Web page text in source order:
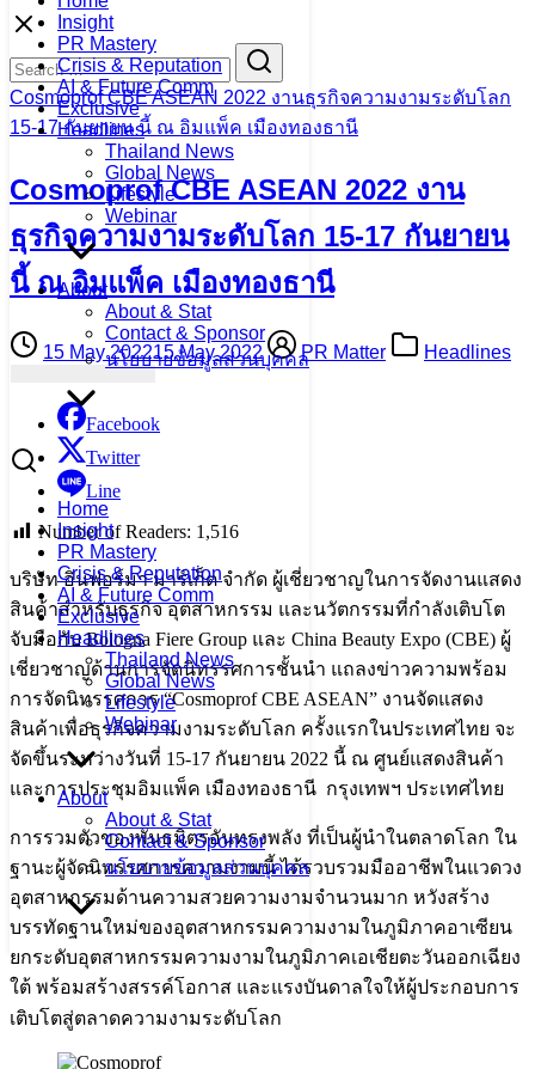
Skip
content
Insight
PR Mastery
Crisis & Reputation
AI & Future Comm
Exclusive
Headlines
Thailand News
Global News
Lifestyle
Webinar
About
About & Stat
Contact & Sponsor
นโยบายข้อมูลส่วนบุคคล
Home
Insight
PR Mastery
Crisis & Reputation
AI & Future Comm
Exclusive
Headlines
Thailand News
Global News
Lifestyle
Webinar
About
About & Stat
Contact & Sponsor
นโยบายข้อมูลส่วนบุคคล
Search
for:
Cosmoprof CBE ASEAN 2022 งานธุรกิจความงามระดับโลก
15-17 กันยายน นี้ ณ อิมแพ็ค เมืองทองธานี
Cosmoprof CBE ASEAN 2022 งาน
ธุรกิจความงามระดับโลก 15-17 กันยายน
นี้ ณ อิมแพ็ค เมืองทองธานี
15 May 202215 May 2022 PR Matter Headlines
Facebook
Twitter
Line
Number of Readers: 1,516
บริษัท อินฟอร์มา มาร์เก็ต จำกัด ผู้เชี่ยวชาญในการจัดงานแสดง
สินค้าสำหรับธุรกิจ อุตสาหกรรม และนวัตกรรมที่กำลังเติบโต
จับมือกับ Bologna Fiere Group และ China Beauty Expo (CBE) ผู้
เชี่ยวชาญด้านการจัดนิทรรศการชั้นนำ แถลงข่าวความพร้อม
การจัดนิทรรศการ “Cosmoprof CBE ASEAN” งานจัดแสดง
สินค้าเพื่อธุรกิจความงามระดับโลก ครั้งแรกในประเทศไทย จะ
จัดขึ้นระหว่างวันที่ 15-17 กันยายน 2022 นี้ ณ ศูนย์แสดงสินค้า
และการประชุมอิมแพ็ค เมืองทองธานี กรุงเทพฯ ประเทศไทย
การรวมตัวของพันธมิตรอันทรงพลัง ที่เป็นผู้นำในตลาดโลก ใน
ฐานะผู้จัดนิทรรศการความงามนี้ ได้รวบรวมมืออาชีพในแวดวง
อุตสาหกรรมด้านความสวยความงามจำนวนมาก หวังสร้าง
บรรทัดฐานใหม่ของอุตสาหกรรมความงามในภูมิภาคอาเซียน
ยกระดับอุตสาหกรรมความงามในภูมิภาคเอเชียตะวันออกเฉียง
ใต้ พร้อมสร้างสรรค์โอกาส และแรงบันดาลใจให้ผู้ประกอบการ
เติบโตสู่ตลาดความงามระดับโลก